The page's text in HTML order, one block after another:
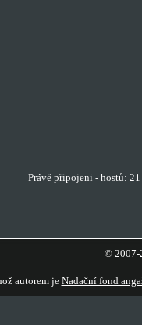
Právě připojeni - hostů: 21
© 2007-
autorem je Nadační fond